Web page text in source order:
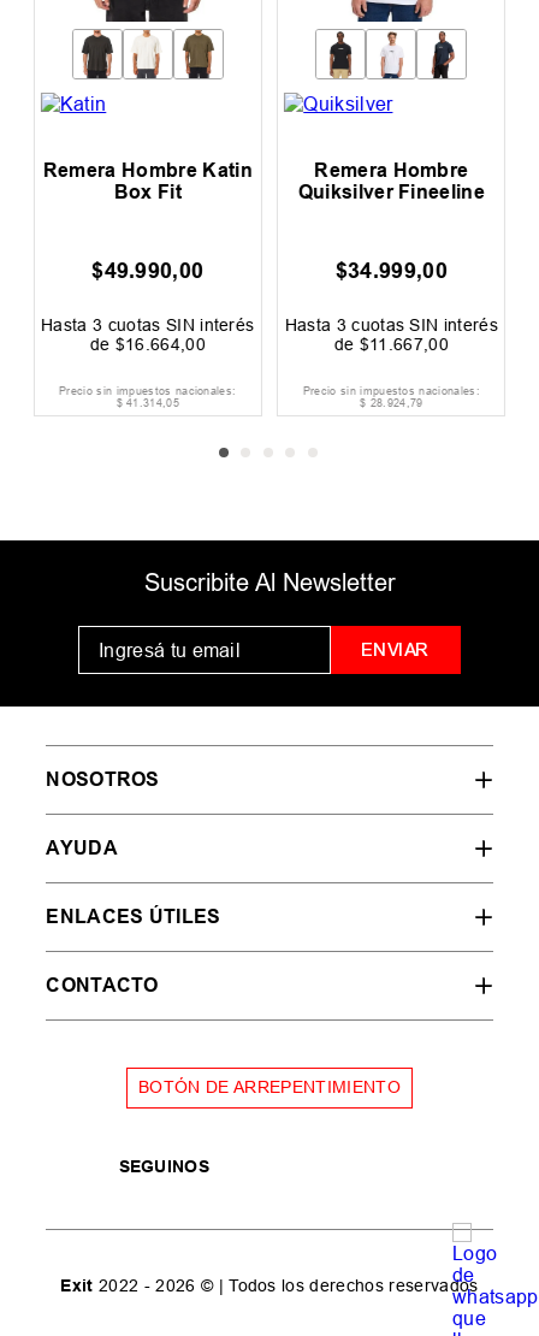
Remera Hombre Katin
Box Fit
$49.990,00
Hasta 3 cuotas SIN interés
de $16 664,00
Precio sin impuestos nacionales:
$ 41 .314,05
Remera Hombre
Quiksilver Fineeline
$34.999,00
Hasta 3cuotas SIN interés
de $11 667,00
Precio sin impuestos nacionales:
$ 28.924,79
Suscribite Al Newsletter
ENVIAR
NOSOTROS
AYUDA
ENLACES ÚTILES
CONTACTO
BOTÓN DE ARREPENTIMIENTO
SEGUINOS
Exit 2022 - 2026 © | Todos los derechos reservados